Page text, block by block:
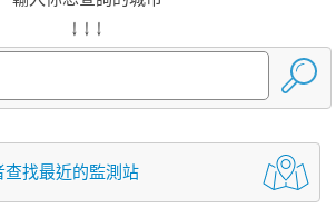
↓ ↓ ↓
查找最近的監測站